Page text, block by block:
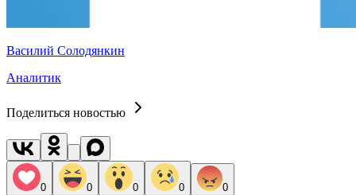
Василий Солодянкин
Аналитик
Поделиться новостью
0 0 0 0 0